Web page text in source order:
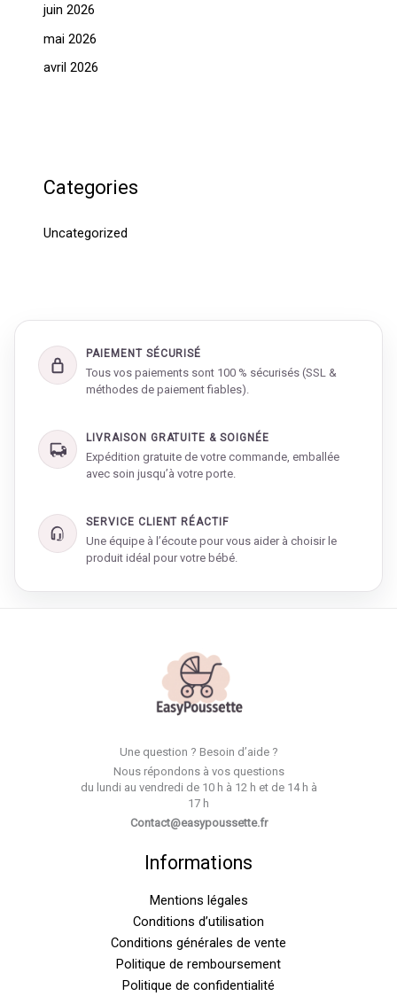
juin 2026
mai 2026
avril 2026
Categories
Uncategorized
PAIEMENT SÉCURISÉ
Tous vos paiements sont 100 % sécurisés (SSL &
méthodes de paiement fiables).
LIVRAISON GRATUITE & SOIGNÉE
Expédition gratuite de votre commande, emballée
avec soin jusqu’à votre porte.
SERVICE CLIENT RÉACTIF
Une équipe à l’écoute pour vous aider à choisir le
produit idéal pour votre bébé.
Une question ? Besoin d’aide ?
Nous répondons à vos questions
du lundi au vendredi de 10 h à 12 h et de 14 h à
17 h
Contact@easypoussette.fr
Informations
Mentions légales
Conditions d’utilisation
Conditions générales de vente
Politique de remboursement
Politique de confidentialité